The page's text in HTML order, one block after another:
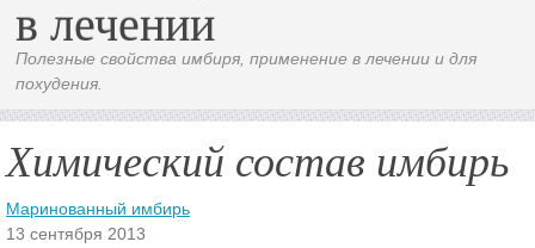
в лечении
Полезные свойства имбиря, применение в лечении и для
похудения.
Химический состав имбирь
Маринованный имбирь
13 сентября 2013